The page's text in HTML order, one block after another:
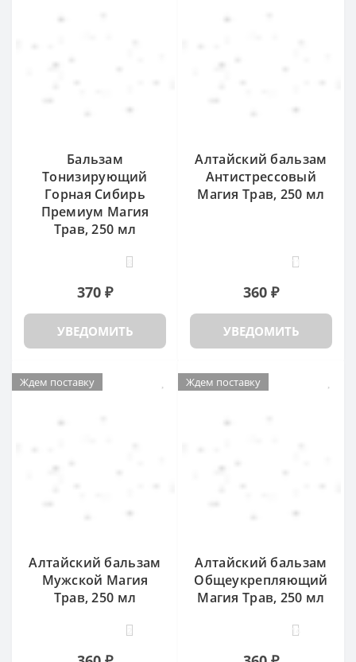
Бальзам
Тонизирующий
Горная Сибирь
Премиум Магия
Трав, 250 мл
370 ₽
УВЕДОМИТЬ
Алтайский бальзам
Антистрессовый
Магия Трав, 250 мл
11
360 ₽
УВЕДОМИТЬ
Ждем поставку
Алтайский бальзам
Мужской Магия
Трав, 250 мл
Ждем поставку
Алтайский бальзам
Общеукрепляющий
Магия Трав, 250 мл
14